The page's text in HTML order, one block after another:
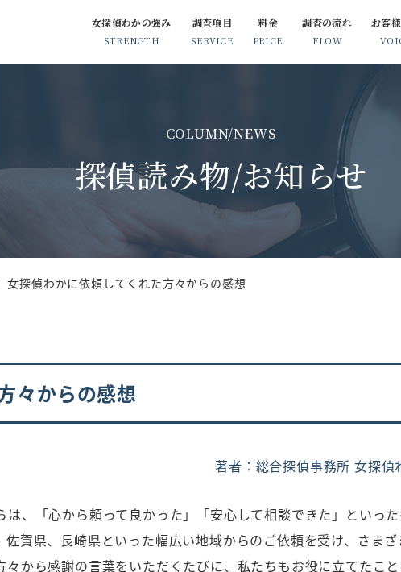
女探偵わかの強み
STRENGTH
調査項目
SERVICE
素行調査
人探し
企業調査
料金
PRICE
調査の流れ
FLOW
お客
COLUMN/NEWS
探偵読み物/お知らせ
女探偵わかに依頼してくれた方々からの感想
々からの感想
著者：総合探偵事務所 女探偵
は、「心から頼って良かった」「安心して相談できた」といっ
賀県、長崎県といった幅広い地域からのご依頼を受け、さまざ
から感謝の言葉をいただくたびに、私たちもお役に立てたこと